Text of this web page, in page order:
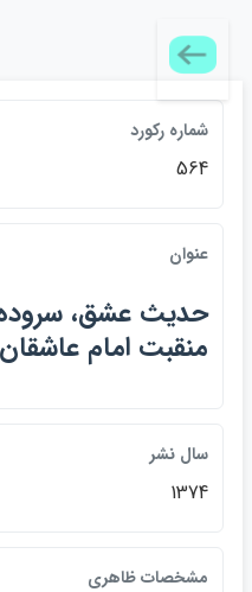
شماره ركورد
564
عنوان
حديث عشق،
منقبت امام عاشقان
سال نشر
1374
مشخصات ظاهري